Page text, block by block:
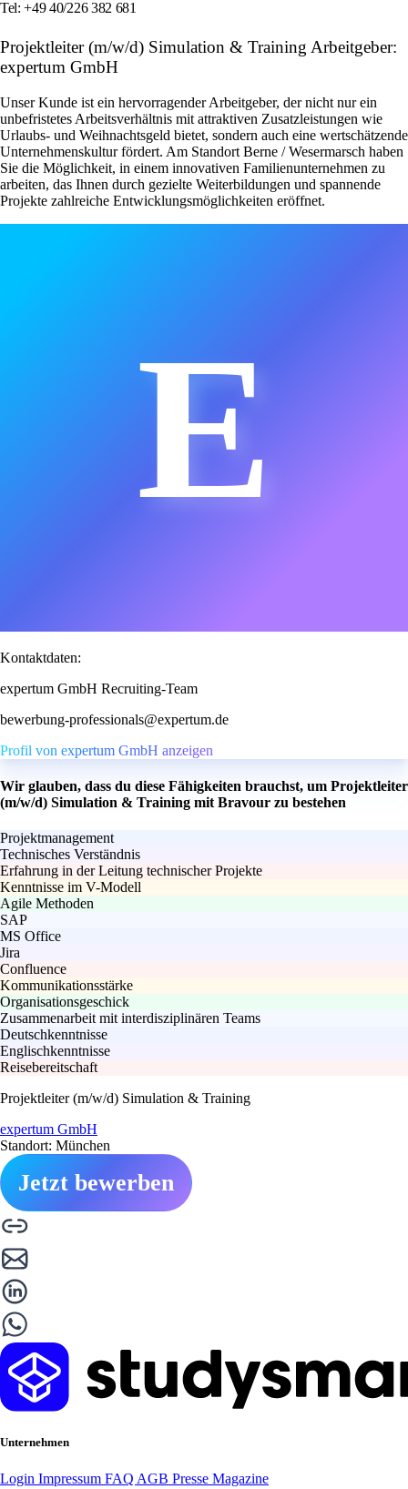
Tel: +49 40/226 382 681
Projektleiter (m/w/d) Simulation & Training Arbeitgeber:
expertum GmbH
Unser Kunde ist ein hervorragender Arbeitgeber, der nicht nur ein
unbefristetes Arbeitsverhältnis mit attraktiven Zusatzleistungen wie
Urlaubs- und Weihnachtsgeld bietet, sondern auch eine wertschätzende
Unternehmenskultur fördert. Am Standort Berne / Wesermarsch haben
Sie die Möglichkeit, in einem innovativen Familienunternehmen zu
arbeiten, das Ihnen durch gezielte Weiterbildungen und spannende
Projekte zahlreiche Entwicklungsmöglichkeiten eröffnet.
E
Kontaktdaten:
expertum GmbH Recruiting-Team
bewerbung-professionals@expertum.de
Profil von expertum GmbH anzeigen
Wir glauben, dass du diese Fähigkeiten brauchst, um Projektleiter
(m/w/d) Simulation & Training mit Bravour zu bestehen
Projektmanagement
Technisches Verständnis
Erfahrung in der Leitung technischer Projekte
Kenntnisse im V-Modell
Agile Methoden
SAP
MS Office
Jira
Confluence
Kommunikationsstärke
Organisationsgeschick
Zusammenarbeit mit interdisziplinären Teams
Deutschkenntnisse
Englischkenntnisse
Reisebereitschaft
Projektleiter (m/w/d) Simulation & Training
expertum GmbH
Standort: München
Jetzt bewerben
Unternehmen
Login Impressum FAQ AGB Presse Magazine